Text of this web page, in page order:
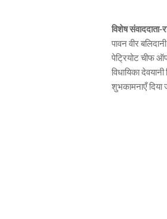
विशेष
पावन वीर
पेट्रियोट चीफ
विधायिका
शुभकामनाएँ